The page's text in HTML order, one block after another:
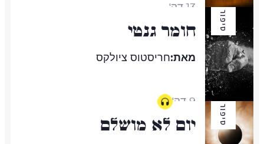
13 דק'
סיפור חומר גנטי
מאת:חריסטוס ציולקס
9 דק'
סיפור יום לא מושלם